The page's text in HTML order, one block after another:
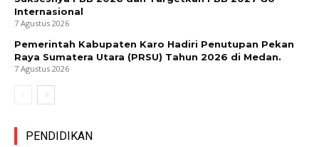
Internasional
7 Agustus 2026
Pemerintah Kabupaten Karo Hadiri Penutupan Pekan
Raya Sumatera Utara (PRSU) Tahun 2026 di Medan.
7 Agustus 2026
PENDIDIKAN